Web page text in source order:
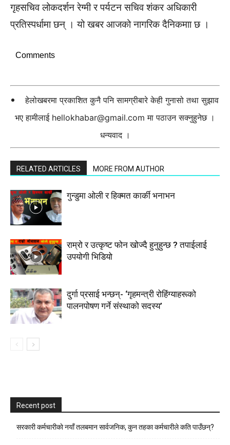
गृहसचिव लोकदर्शन रेग्मी र पर्यटन सचिव शंकर अधिकारी
प्रतिस्पर्धामा छन् । यो खबर आजको नागरिक दैनिकमाा छ ।
Comments
हेलोखबरमा प्रकाशित कुनै पनि सामग्रीबारे केही गुनासो तथा सुझाव
भए हामीलाई hellokhabar@gmail.com मा पठाउन सक्नुहुनेछ ।
धन्यवाद ।
RELATED ARTICLES MORE FROM AUTHOR
गुन्डुमा ओली र हिक्मत कार्की भनाभन
राम्रो र उत्कृष्ट फोन खोज्दै हुनुहुन्छ ? तपाईलाई
उपयोगी भिडियो
दुर्गा प्रसाई भन्छन्- ‘गृहमन्त्री रोहिंग्याहरूको
पालनपोषण गर्ने संस्थाको सदस्य’
Recent post
सरकारी कर्मचारीकाे नयाँ तलबमान सार्वजनिक, कुन तहका कर्मचारीले कति पाउँछन्?